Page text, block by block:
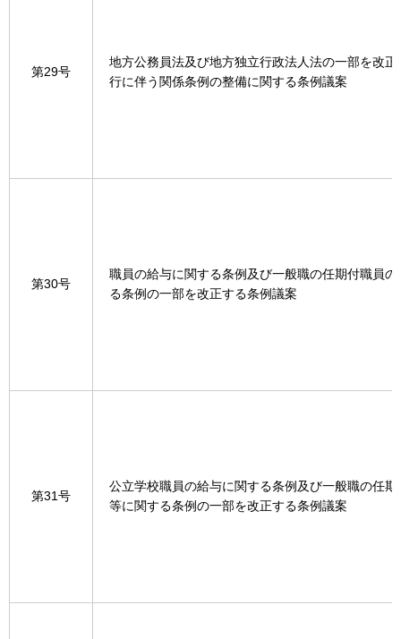
第29号
地方公務員法及び地方独立行政法人法の一部を改
行に伴う関係条例の整備に関する条例議案
第30号
職員の給与に関する条例及び一般職の任期付職員
る条例の一部を改正する条例議案
第31号
公立学校職員の給与に関する条例及び一般職の任
等に関する条例の一部を改正する条例議案